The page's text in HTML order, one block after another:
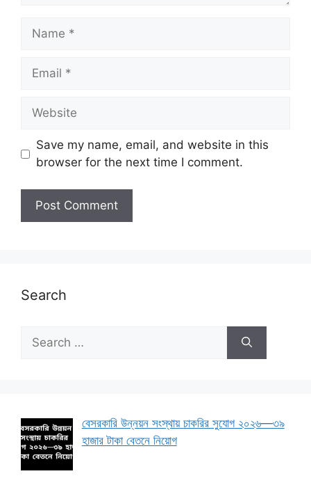
Name
Email
Website
Save my name, email, and website in this
browser for the next time I comment.
Search
for:
বেসরকারি উন্নয়ন সংস্থায় চাকরির সুযোগ ২০২৬—৩৯
হাজার টাকা বেতনে নিয়োগ